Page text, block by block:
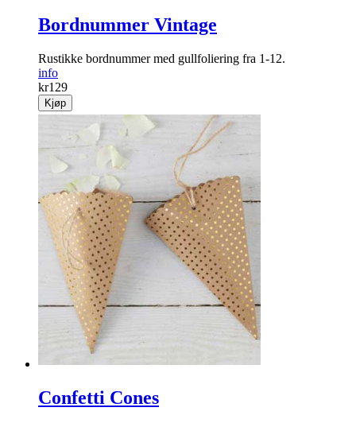
Bordnummer Vintage
Rustikke bordnummer med gullfoliering fra 1-12.
info
kr129
Kjøp
Confetti Cones